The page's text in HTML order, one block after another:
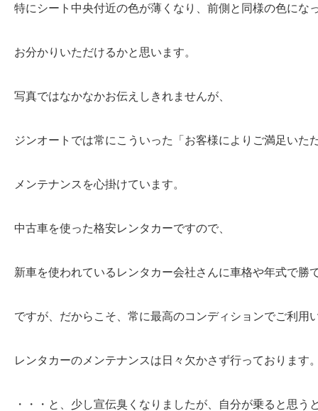
特にシート中央付近の色が薄くなり、前側と同様の色にな
お分かりいただけるかと思います。
写真ではなかなかお伝えしきれませんが、
ジンオートでは常にこういった「お客様によりご満足いた
メンテナンスを心掛けています。
中古車を使った格安レンタカーですので、
新車を使われているレンタカー会社さんに車格や年式で勝
ですが、だからこそ、常に最高のコンディションでご利用
レンタカーのメンテナンスは日々欠かさず行っております
・・・と、少し宣伝臭くなりましたが、自分が乗ると思う